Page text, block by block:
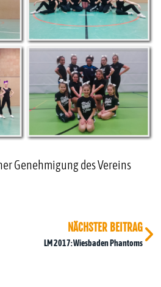
Genehmigung des Vereins
NÄCHSTER BEITRAG
LM 2017: Wiesbaden Phantoms